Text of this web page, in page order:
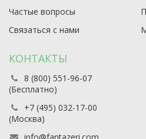
Частые вопросы
Связаться с нами
КОНТАКТЫ
8 (800) 551-96-07
(Бесплатно)
+7 (495) 032-17-00
(Москва)